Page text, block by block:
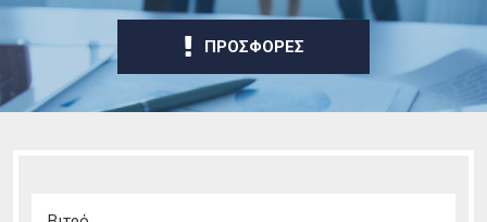
ΠΡΟΣΦΟΡΕΣ